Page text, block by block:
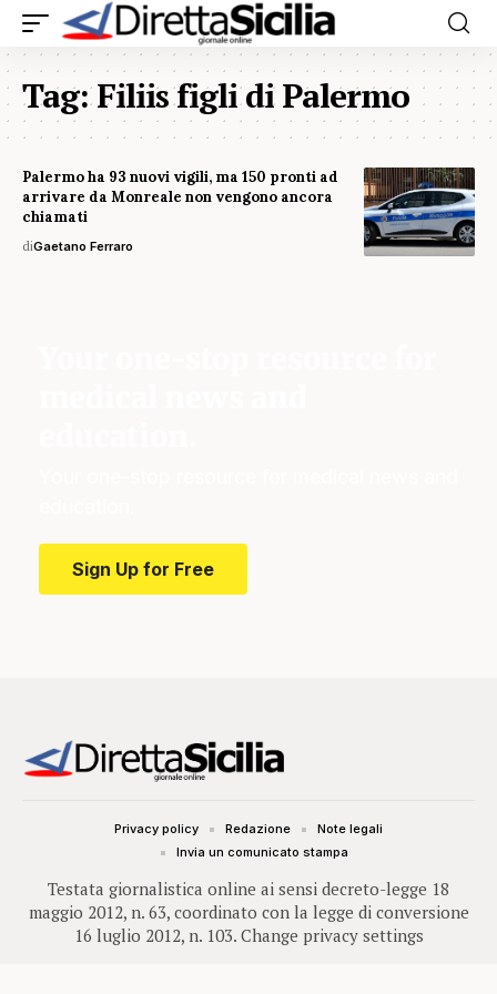
Tag:Filiis figli di Palermo
Palermo ha 93 nuovi vigili, ma 150 pronti ad
arrivare da Monreale non vengono ancora
chiamati
diGaetano Ferraro
Sign Up for Free
Testata giornalistica online ai sensi decreto-legge 18
maggio 2012, n. 63, coordinato con la legge di conversione
16 luglio 2012, n. 103. Change privacy settings
Privacy policy Redazione
Note legali
Invia un comunicato stampa